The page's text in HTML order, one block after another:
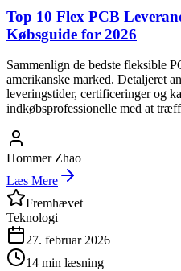
Top 10 Flex PCB
Købsguide for 2026
Sammenlign de bedste fleksible
amerikanske marked. Detaljeret
leveringstider, certificeringer og
indkøbsprofessionelle med at
Hommer Zhao
Læs Mere
Fremhævet
Teknologi
27. februar 2026
14 min læsning